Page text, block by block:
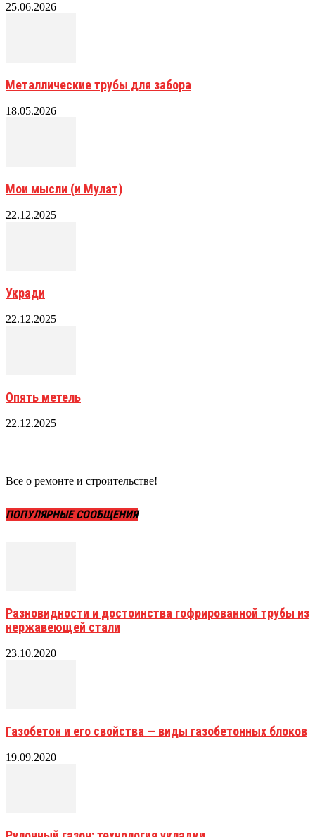
25.06.2026
Металлические трубы для забора
18.05.2026
Мои мысли (и Мулат)
22.12.2025
Укради
22.12.2025
Опять метель
22.12.2025
Все о ремонте и строительстве!
ПОПУЛЯРНЫЕ СООБЩЕНИЯ
Разновидности и достоинства гофрированной трубы из
нержавеющей стали
23.10.2020
Газобетон и его свойства — виды газобетонных блоков
19.09.2020